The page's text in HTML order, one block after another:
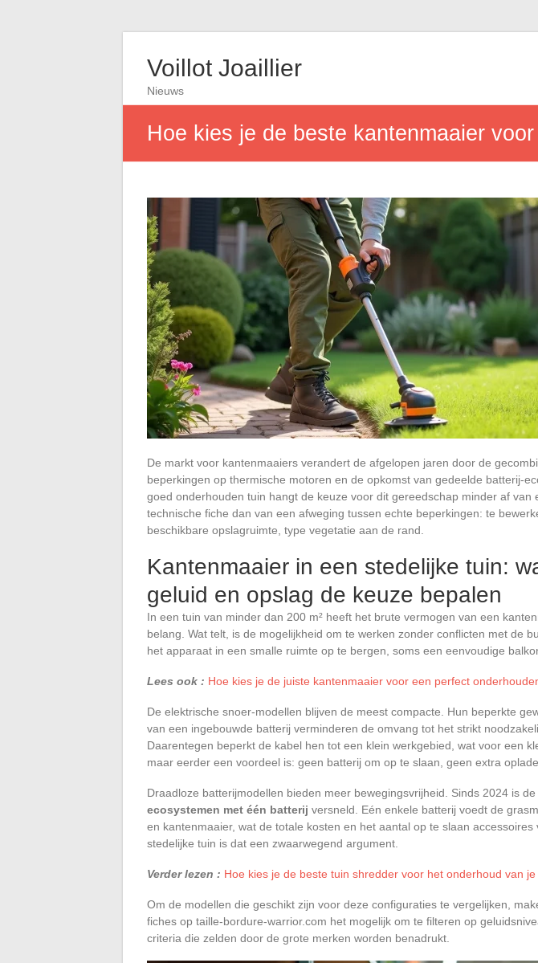
Voillot Joaillier
Nieuws
Hoe kies je de beste kantenmaaier
De markt voor kantenmaaiers verandert de afgelopen jaren door de
beperkingen op thermische motoren en de opkomst van gedeelde batterij-
goed onderhouden tuin hangt de keuze voor dit gereedschap minder af van
technische fiche dan van een afweging tussen echte beperkingen: te
beschikbare opslagruimte, type vegetatie aan de rand.
Kantenmaaier in een stedelijke tuin:
geluid en opslag de keuze bepalen
In een tuin van minder dan 200 m² heeft het brute vermogen van een
belang. Wat telt, is de mogelijkheid om te werken zonder conflicten met de
het apparaat in een smalle ruimte op te bergen, soms een eenvoudige
Lees ook : Hoe kies je de juiste kantenmaaier voor een perfect
De elektrische snoer-modellen blijven de meest compacte. Hun beperkte
van een ingebouwde batterij verminderen de omvang tot het strikt
Daarentegen beperkt de kabel hen tot een klein werkgebied, wat voor een
maar eerder een voordeel is: geen batterij om op te slaan, geen extra
Draadloze batterijmodellen bieden meer bewegingsvrijheid. Sinds 2024 is
ecosystemen met één batterij versneld. Eén enkele batterij voedt de
en kantenmaaier, wat de totale kosten en het aantal op te slaan accessoires
stedelijke tuin is dat een zwaarwegend argument.
Verder lezen : Hoe kies je de beste tuin shredder voor het onderhoud van je
Om de modellen die geschikt zijn voor deze configuraties te vergelijken,
fiches op taille-bordure-warrior.com het mogelijk om te filteren op
criteria die zelden door de grote merken worden benadrukt.